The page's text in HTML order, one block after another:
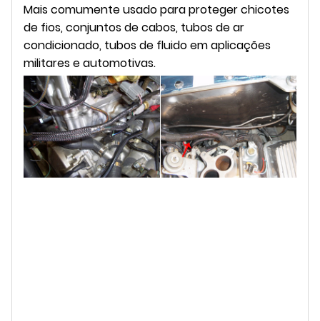
Mais comumente usado para proteger chicotes
de fios, conjuntos de cabos, tubos de ar
condicionado, tubos de fluido em aplicações
militares e automotivas.